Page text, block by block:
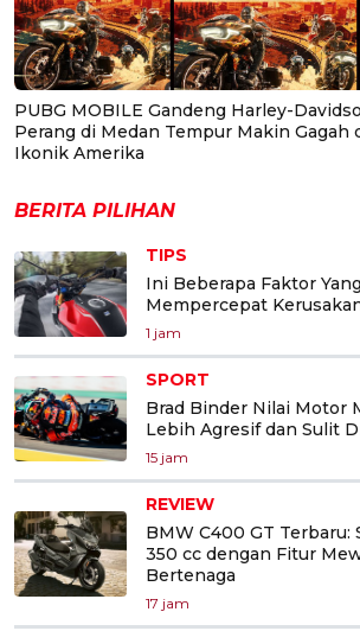
PUBG MOBILE Gandeng Harley-
Perang di Medan Tempur Makin Gagah
Ikonik Amerika
BERITA PILIHAN
TIPS
Ini Beberapa Faktor
Mempercepat
1 jam
SPORT
Brad Binder Nilai Motor
Lebih Agresif dan Sulit
15 jam
REVIEW
BMW C400 GT
350 cc dengan Fitur
Bertenaga
17 jam